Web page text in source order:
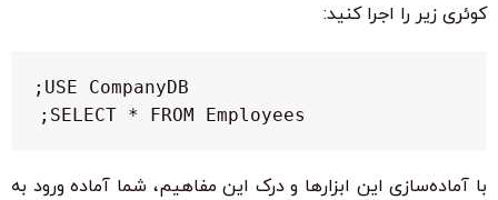
کوئری زیر را اجرا کنید:
SELECT * FROM Employees;
با آماده‌سازی این ابزارها و درک این مفاهیم، شما آماده ورود به